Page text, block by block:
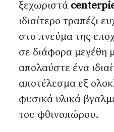
ξεχωριστά
ιδιαίτερο τραπέζι
στο πνεύμα της
σε διάφορα μεγέθη
απολαύστε ένα
αποτέλεσμα εξ
φυσικά υλικά
του φθινοπώρου.